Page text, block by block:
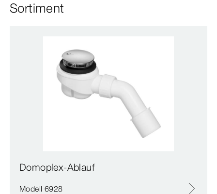
Sortiment
Domoplex-Ablauf
Modell 6928